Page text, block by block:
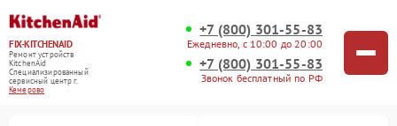
FIX-KITCHENAID
Ремонт устройств
KitchenAid
Специализированный
cервисный центр г.
Кемерово
+7 (800) 301-55-83
Ежедневно, с 10:00 до 20:00
+7 (800) 301-55-83
Звонок бесплатный по РФ